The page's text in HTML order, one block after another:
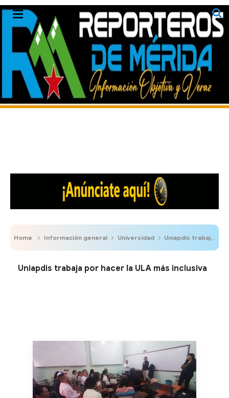
Home Información general Universidad Uniapdis trabaja por hacer la ULA más inclusiva
Uniapdis trabaja por hacer la ULA más inclusiva